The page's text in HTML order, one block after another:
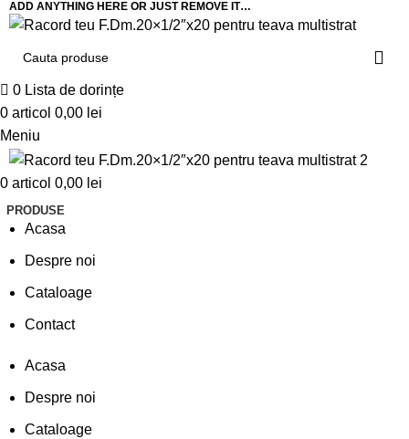
ADD ANYTHING HERE OR JUST REMOVE IT…
0 Lista de dorințe
0 articol 0,00 lei
Meniu
0 articol 0,00 lei
PRODUSE
Acasa
Despre noi
Cataloage
Contact
Acasa
Despre noi
Cataloage